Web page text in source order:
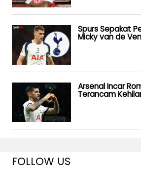
Spurs Sepakat
Micky van de Ven
Arsenal Incar
Terancam
FOLLOW US